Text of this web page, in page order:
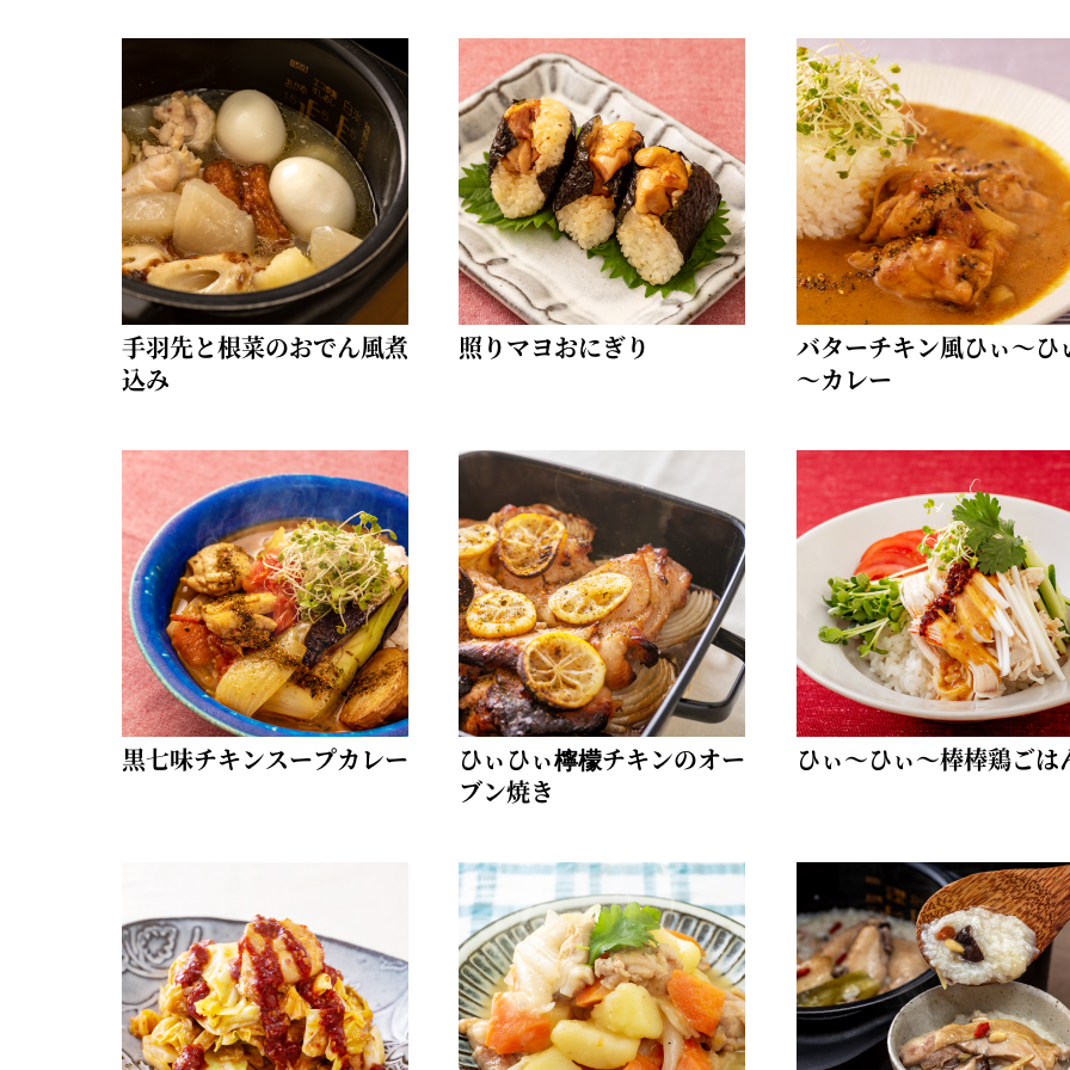
手羽先と根菜のおでん風煮
込み
照りマヨおにぎり
バターチキン風ひぃ～ひ
～カレー
黒七味チキンスープカレー
ひぃひぃ檸檬チキンのオー
ブン焼き
ひぃ～ひぃ～棒棒鶏ごは